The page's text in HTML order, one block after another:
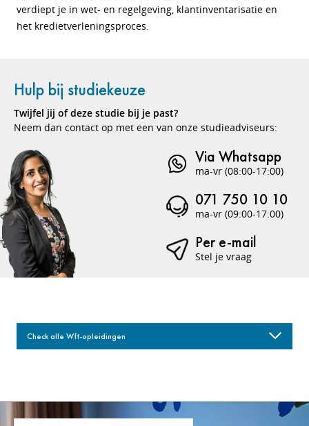
verdiept je in wet- en regelgeving, klantinventarisatie en
het kredietverleningsproces.
Hulp bij studiekeuze
Twijfel jij of deze studie bij je past?
Neem dan contact op met een van onze studieadviseurs:
Via Whatsapp
ma-vr (08:00-17:00)
071 750 10 10
ma-vr (09:00-17:00)
Per e-mail
Stel je vraag
Check alle Wft-opleidingen